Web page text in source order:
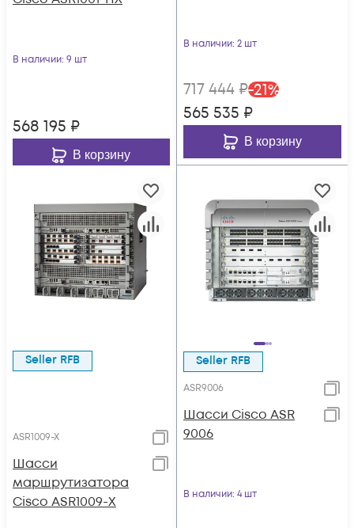
В наличии: 9 шт
568 195 ₽
В корзину
В наличии: 2 шт
717 444 ₽-21%
565 535 ₽
В корзину
Seller RFB
ASR1009-X
Шасси
маршрутизатора
Cisco ASR1009-Х
Seller RFB
ASR9006
Шасси Cisco ASR
9006
В наличии: 4 шт